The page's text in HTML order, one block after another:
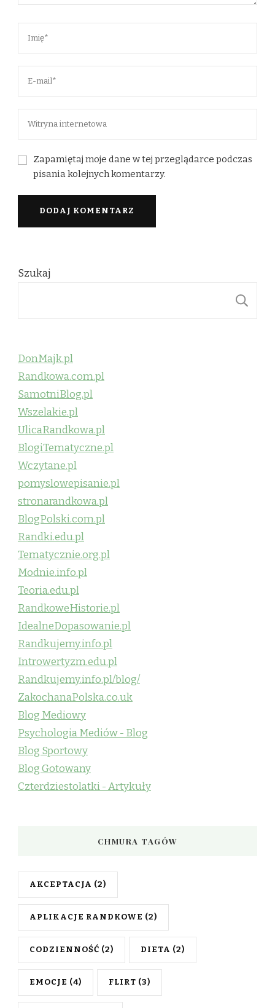
Zapamiętaj moje dane w tej przeglądarce podczas
pisania kolejnych komentarzy.
Szukaj
DonMajk.pl
Randkowa.com.pl
SamotniBlog.pl
Wszelakie.pl
UlicaRandkowa.pl
BlogiTematyczne.pl
Wczytane.pl
pomyslowepisanie.pl
stronarandkowa.pl
BlogPolski.com.pl
Randki.edu.pl
Tematycznie.org.pl
Modnie.info.pl
Teoria.edu.pl
RandkoweHistorie.pl
IdealneDopasowanie.pl
Randkujemy.info.pl
Introwertyzm.edu.pl
Randkujemy.info.pl/blog/
ZakochanaPolska.co.uk
Blog Mediowy
Psychologia Mediów - Blog
Blog Sportowy
Blog Gotowany
Czterdziestolatki - Artykuły
CHMURA TAGÓW
AKCEPTACJA (2)
APLIKACJE RANDKOWE (2)
CODZIENNOŚĆ (2) DIETA (2)
EMOCJE (4) FLIRT (3)